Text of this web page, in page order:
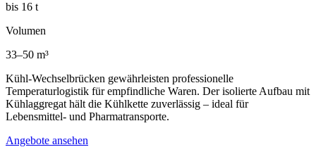
bis 16 t
Volumen
33–50 m³
Kühl-Wechselbrücken gewährleisten professionelle
Temperaturlogistik für empfindliche Waren. Der isolierte Aufbau mit
Kühlaggregat hält die Kühlkette zuverlässig – ideal für
Lebensmittel- und Pharmatransporte.
Angebote ansehen